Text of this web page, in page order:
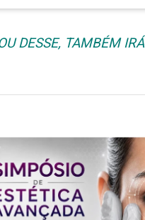
DESSE, TAMBÉM IRÁ